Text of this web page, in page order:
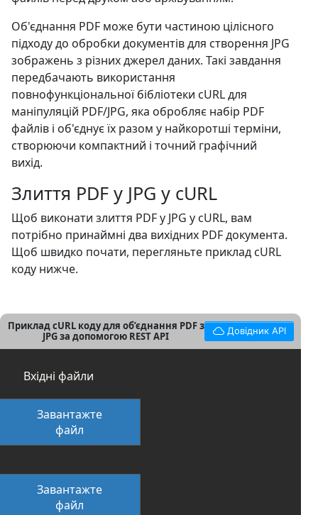
Об'єднання PDF може бути частиною цілісного
підходу до обробки документів для створення JPG
зображень з різних джерел даних. Такі завдання
передбачають використання
повнофункціональної бібліотеки cURL для
маніпуляцій PDF/JPG, яка обробляє набір PDF
файлів і об'єднує їх разом у найкоротші терміни,
створюючи компактний і точний графічний
вихід.
Злиття PDF у JPG у cURL
Щоб виконати злиття PDF у JPG у cURL, вам
потрібно принаймні два вихідних PDF документа.
Щоб швидко почати, перегляньте приклад cURL
коду нижче.
Приклад cURL коду для об’єднання PDF з
JPG за допомогою REST API
Довідник API
Вхідні файли
Завантажте
файл
Завантажте
файл